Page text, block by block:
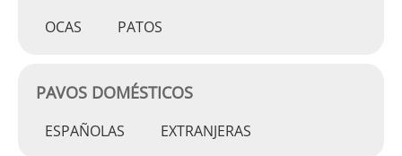
OCAS PATOS
PAVOS DOMÉSTICOS
ESPAÑOLAS EXTRANJERAS